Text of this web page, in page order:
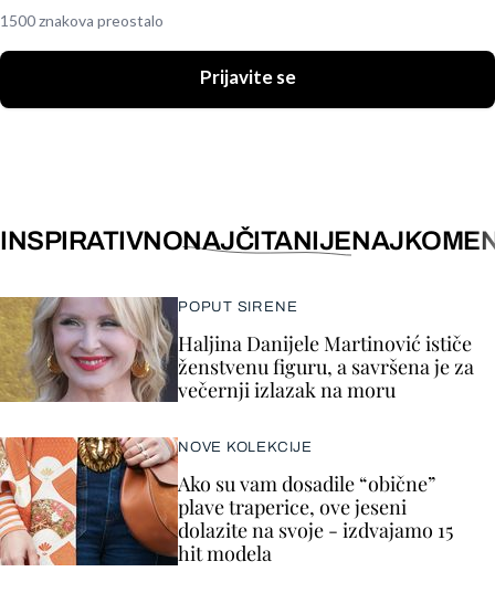
1500 znakova preostalo
Prijavite se
INSPIRATIVNONAJČITANIJE
POPUT SIRENE
Haljina Danijele Martinović ističe
ženstvenu figuru, a savršena je za
večernji izlazak na moru
NOVE KOLEKCIJE
Ako su vam dosadile “obične”
plave traperice, ove jeseni
dolazite na svoje - izdvajamo 15
hit modela